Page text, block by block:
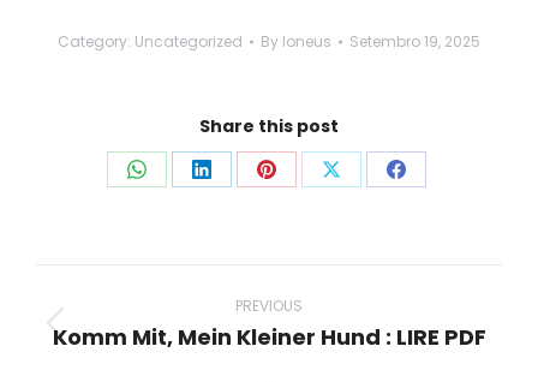
Category: Uncategorized By loneus Setembro 19, 2025
Share this post
Share Share Share Share Share
navigation
PREVIOUS
Previous
Komm Mit, Mein Kleiner Hund : LIRE PDF